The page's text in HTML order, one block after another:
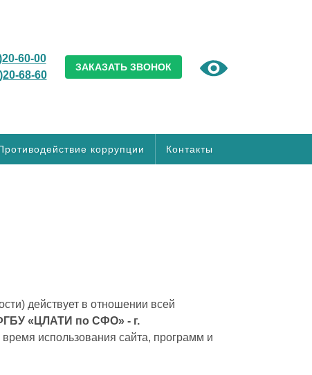
60-00
68-60
ЗАКАЗАТЬ ЗВОНОК
коррупции Контакты
действует в отношении всей
«ЦЛАТИ по СФО» - г.
использования сайта, программ и